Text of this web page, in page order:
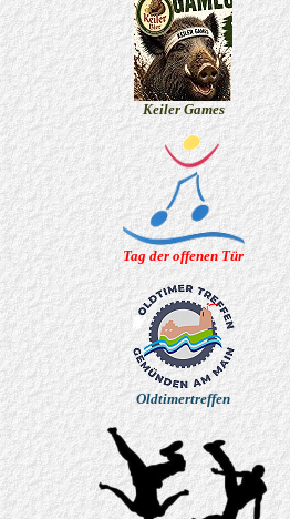
Keiler Games
Tag der offenen Tür
Oldtimertreffen